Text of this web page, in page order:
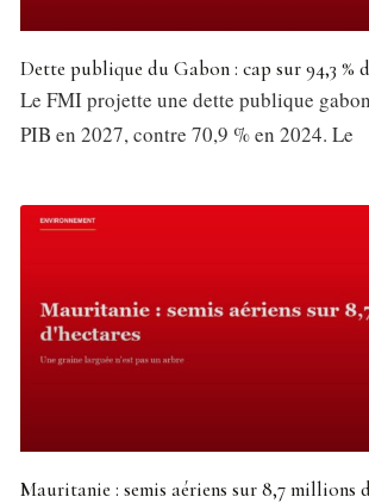
Dette publique du Gabon : cap sur 94,3 %
Le FMI projette une dette publique
PIB en 2027, contre 70,9 % en 2024. Le
Mauritanie : semis aériens sur 8,7 millions